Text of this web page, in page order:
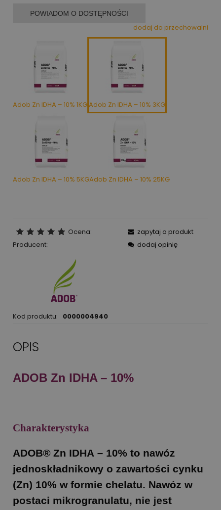
Adob Zn IDHA – 10% 1KGAdob Zn IDHA – 10% 3KG
Adob Zn IDHA – 10% 5KGAdob Zn IDHA – 10% 25KG
POWIADOM O DOSTĘPNOŚCI
dodaj do przechowalni
Ocena:
Producent:
Kod produktu: 0000004940
zapytaj o produkt
dodaj opinię
OPIS
ADOB Zn IDHA – 10%
Charakterystyka
ADOB® Zn IDHA – 10% to nawóz
jednoskładnikowy o zawartości cynku
(Zn) 10% w formie chelatu. Nawóz w
postaci mikrogranulatu, nie jest